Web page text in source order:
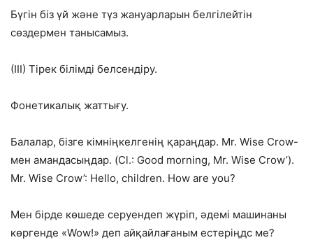
Бүгін біз үй және түз жануарларын белгілейтін
сөздермен танысамыз.
(III) Тірек білімді белсендіру.
Фонетикалық жаттығу.
Балалар, бізге кімніңкелгенің қараңдар. Mr. Wise Crow-
мен амандасыңдар. (Cl.: Good morning, Mr. Wise Crow’).
Mr. Wise Crow’: Hello, children. How are you?
Мен бірде көшеде серуендеп жүріп, әдемі машинаны
көргенде «Wow!» деп айқайлағаным естеріңдс ме?